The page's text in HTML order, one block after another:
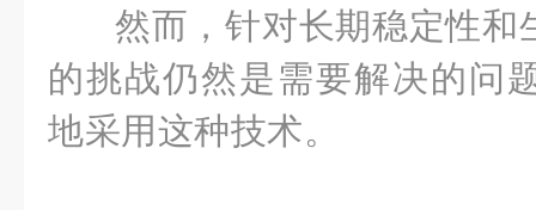
然而，针对长期稳定性和
的挑战仍然是需要解决的问
地采用这种技术。